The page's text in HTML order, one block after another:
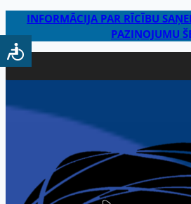
INFORMĀCIJA PAR RĪCĪBU
PAZIŅOJUMU